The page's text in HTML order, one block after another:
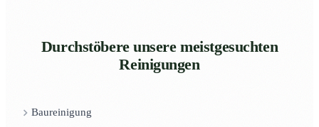
Durchstöbere unsere meistgesuchten
Reinigungen
Baureinigung